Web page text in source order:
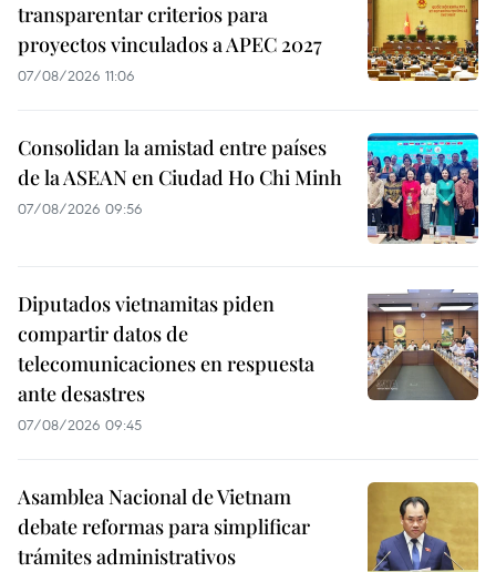
transparentar criterios para
proyectos vinculados a APEC 2027
07/08/2026 11:06
Consolidan la amistad entre países
de la ASEAN en Ciudad Ho Chi Minh
07/08/2026 09:56
Diputados vietnamitas piden
compartir datos de
telecomunicaciones en respuesta
ante desastres
07/08/2026 09:45
Asamblea Nacional de Vietnam
debate reformas para simplificar
trámites administrativos